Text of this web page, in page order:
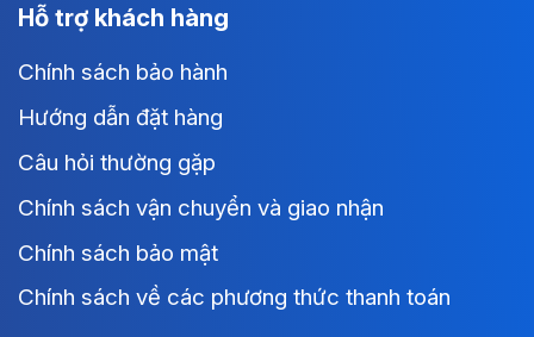
Hỗ trợ khách hàng
Chính sách bảo hành
Hướng dẫn đặt hàng
Câu hỏi thường gặp
Chính sách vận chuyển và giao nhận
Chính sách bảo mật
Chính sách về các phương thức thanh toán